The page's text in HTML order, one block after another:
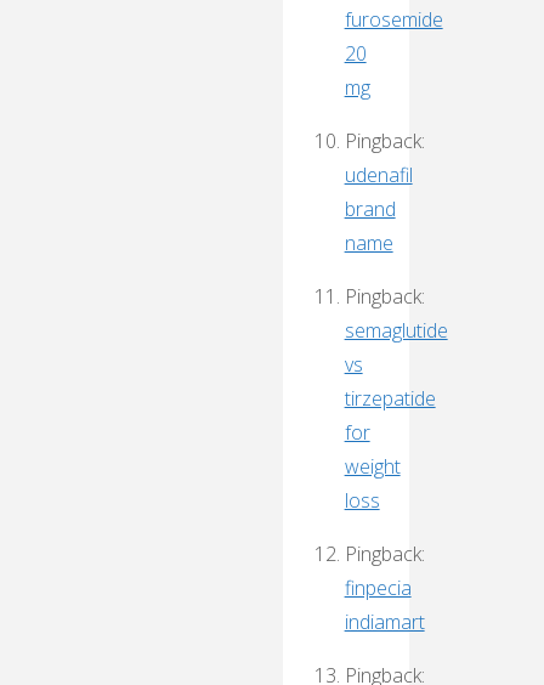
furosemide
20
mg
Pingback:
udenafil
brand
name
Pingback:
semaglutide
vs
tirzepatide
for
weight
loss
Pingback:
finpecia
indiamart
Pingback: